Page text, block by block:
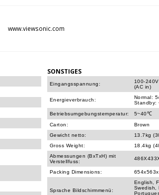
www.viewsonic.com
SONSTIGES
Eingangsspannung:
100-
(AC in)
Energieverbrauch:
Normal:
Standby:
Betriebsumgebungstemperatur:
5~40℃
Carton:
Brown
Gewicht netto:
13.7kg
Gross Weight:
18.4kg
Abmessungen (BxTxH) mit
Verstellfuss:
Packing Dimensions:
Sprache Bildschirmmenü:
English,
Swedish,